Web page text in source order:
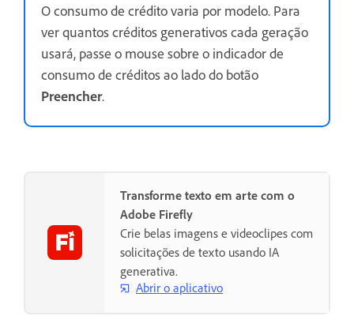
O consumo de crédito varia por modelo. Para
ver quantos créditos generativos cada geração
usará, passe o mouse sobre o indicador de
consumo de créditos ao lado do botão
Preencher.
Transforme texto em arte com o
Adobe Firefly
Crie belas imagens e videoclipes com
solicitações de texto usando IA
generativa.
Abrir o aplicativo